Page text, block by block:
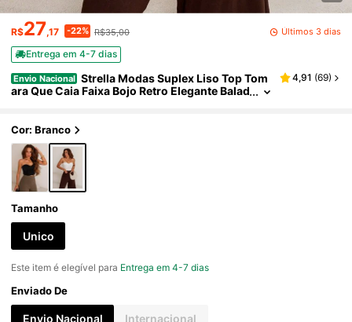
R$27,17 -22% R$35,00 Últimos 3 dias
Entrega em 4-7 dias
Envio Nacional Strella Modas Suplex Liso Top Tom
ara Que Caia Faixa Bojo Retro Elegante Balad
4,91 (69)
Cor: Branco
Tamanho
Unico
Este item é elegível para Entrega em 4-7 dias
Enviado De
Envio Nacional Internacional